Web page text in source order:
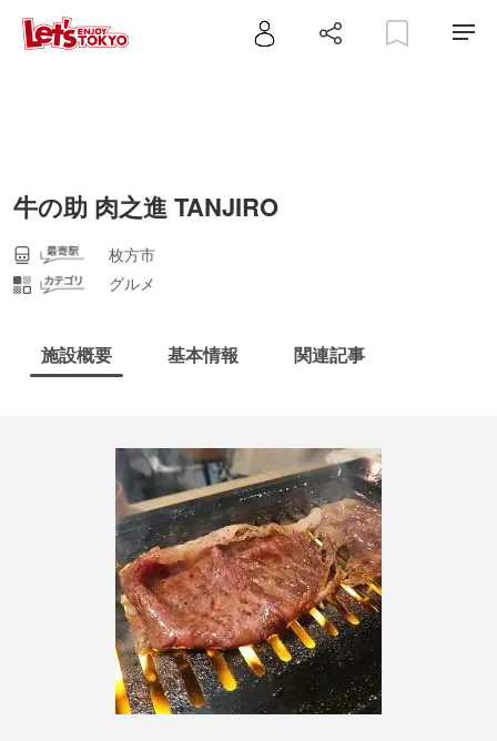
牛の助 肉之進 TANJIRO
枚方市
グルメ
施設概要 基本情報 関連記事